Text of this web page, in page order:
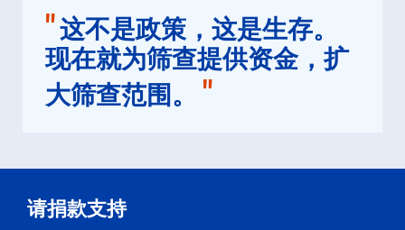
"这不是政策，这是生存。
现在就为筛查提供资金，扩
大筛查范围。
"
请捐款支持